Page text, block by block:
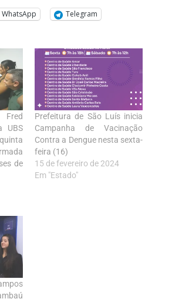
WhatsApp Telegram
UBS
de
Prefeitura de São Luís inicia
Campanha de Vacinação
Contra a Dengue nesta sexta-
feira (16)
15 de fevereiro de 2024
Em "Estado"